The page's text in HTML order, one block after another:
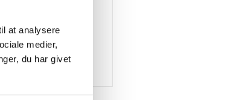
at analysere
medier,
du har givet